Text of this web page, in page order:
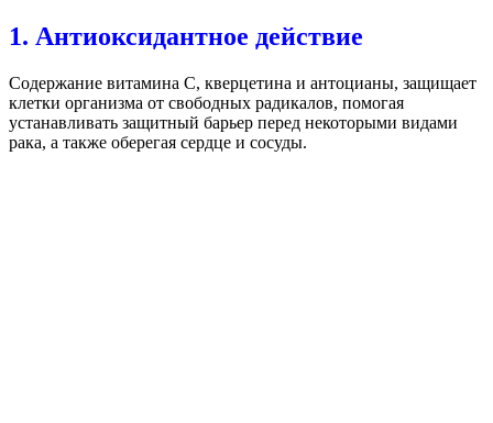
1. Антиоксидантное действие
Содержание витамина С, кверцетина и антоцианы, защищает
клетки организма от свободных радикалов, помогая
устанавливать защитный барьер перед некоторыми видами
рака, а также оберегая сердце и сосуды.